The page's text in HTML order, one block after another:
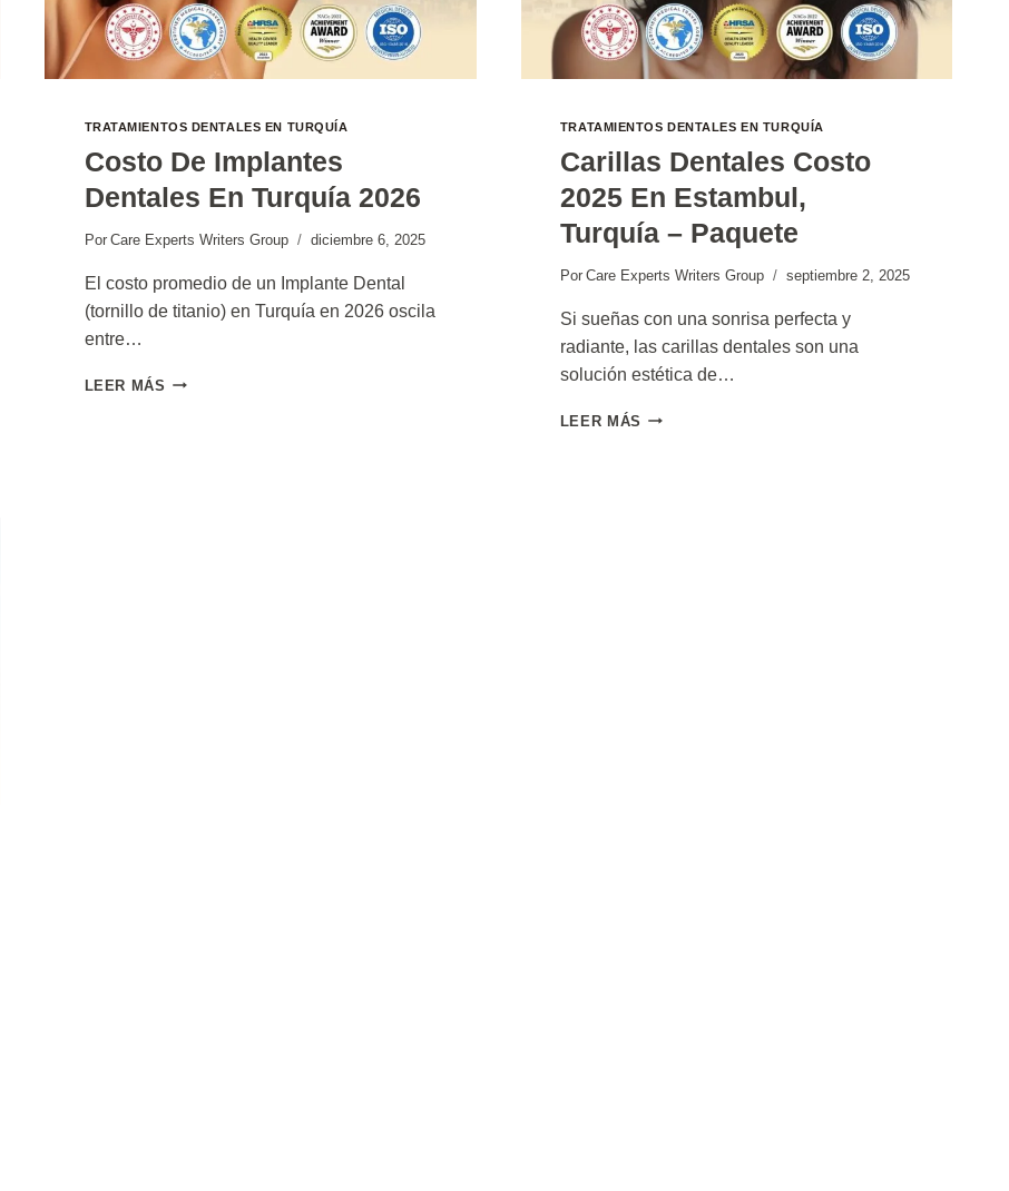
TRATAMIENTOS DENTALES EN TURQUÍA
Costo De Implantes
Dentales En Turquía 2026
Por Care Experts Writers Group diciembre 6, 2025
El costo promedio de un Implante Dental
(tornillo de titanio) en Turquía en 2026 oscila
entre…
LEER MÁS COSTO
TRATAMIENTOS DENTALES EN TURQUÍA
Carillas Dentales Costo
2025 En Estambul,
Turquía – Paquete
Por Care Experts Writers Group septiembre 2, 2025
Si sueñas con una sonrisa perfecta y
radiante, las carillas dentales son una
solución estética de…
LEER MÁS CARILLAS